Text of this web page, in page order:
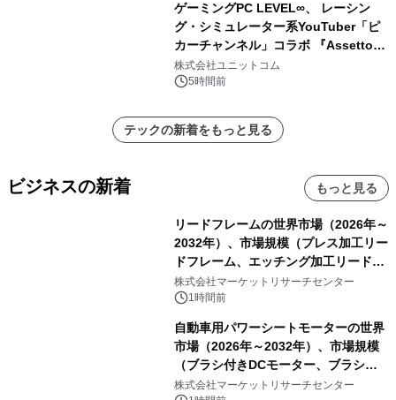
ゲーミングPC LEVEL∞、 レーシン
グ・シミュレーター系YouTuber「ピ
カーチャンネル」コラボ 『Assetto
Corsa EVO』推奨パソコン販売中
株式会社ユニットコム
5時間前
テックの新着をもっと見る
ビジネスの新着 もっと見る
リードフレームの世界市場（2026年～
2032年）、市場規模（プレス加工リー
ドフレーム、エッチング加工リードフ
レーム）・分析レポートを発表
株式会社マーケットリサーチセンター
1時間前
自動車用パワーシートモーターの世界
市場（2026年～2032年）、市場規模
（ブラシ付きDCモーター、ブラシレ
スDCモーター）・分析レポートを発
株式会社マーケットリサーチセンター